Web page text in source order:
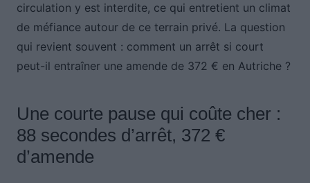
circulation y est interdite, ce qui entretient un climat
de méfiance autour de ce terrain privé. La question
qui revient souvent : comment un arrêt si court
peut-il entraîner une amende de 372 € en Autriche ?
Une courte pause qui coûte cher :
88 secondes d’arrêt, 372 €
d’amende